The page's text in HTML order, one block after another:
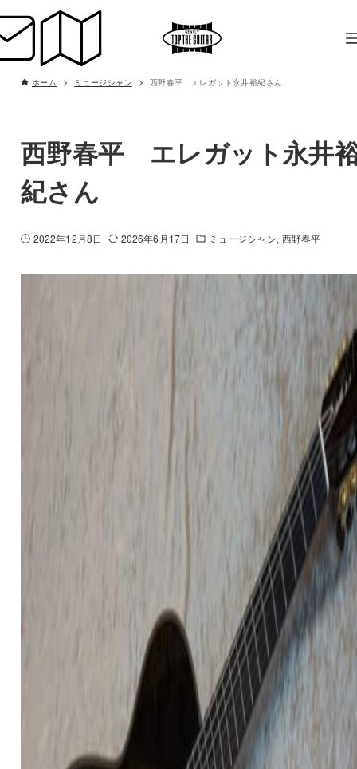
ホーム ミュージシャン 西野春平 エレガット永井裕紀さん
西野春平 エレガット永井
紀さん
2022年12月8日 2026年6月17日 ミュージシャン 西野春平